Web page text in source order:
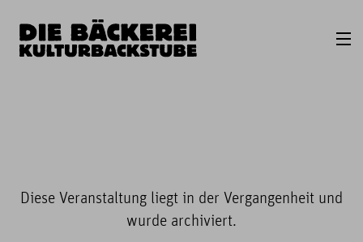
Diese Veranstaltung liegt in der Vergangenheit und
wurde archiviert.